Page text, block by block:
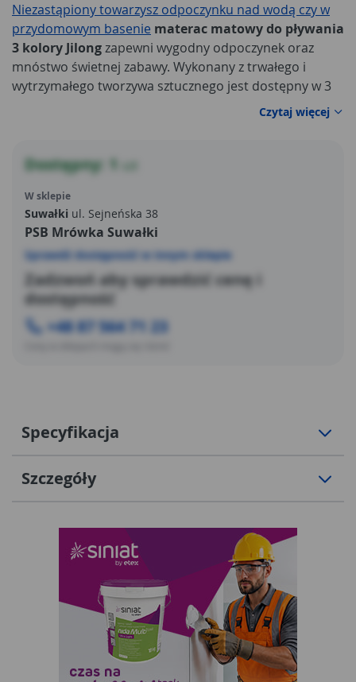
Niezastąpiony towarzysz odpoczynku nad wodą czy w
przydomowym basenie materac matowy do pływania
3 kolory Jilongzapewni wygodny odpoczynek oraz
mnóstwo świetnej zabawy. Wykonany z trwałego i
wytrzymałego tworzywa sztucznego jest dostępny w 3
różnych kolorach i jest przeznaczony dla dzieci powyżej
14 roku życia. Najważniejsze parametry techniczne
zwłaszcza:
Czytaj więcej
Dostępny: 1
W sklepie
Suwałki ul. Sejneńska 38
PSB Mrówka Suwałki
Sprawdź dostępność w innym sklepie
Zadzwoń aby sprawdzić cenę i
dostępność
+48 87 564 71 23
Specyfikacja
Szczegóły